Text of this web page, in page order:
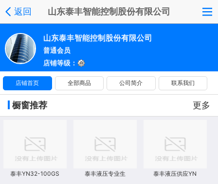
返回 山东泰丰智能控制股份有限公司
山东泰丰智能控制股份有限公司
普通会员
店铺等级：
店铺首页 全部商品 公司简介 联系我们
橱窗推荐 更多
泰丰YN32-100GS 泰丰液压专业生 泰丰液压供应YN